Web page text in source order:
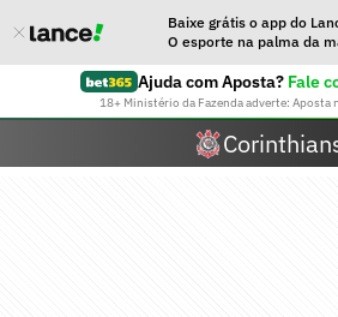
Baixe grátis o app do
O esporte na palma da
Ajuda com Aposta? Fale
18+ Ministério da Fazenda adverte: Aposta